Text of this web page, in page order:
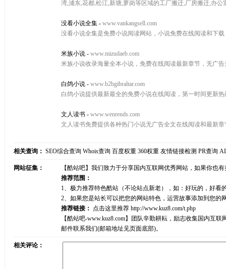
湾,浦东,花都,松江,新塘,萝岗等区域的工厂搬迁,厂房搬迁,办
没看小说全集 - www.vankangsell.com
没看小说全集是免费小说阅读网站，小说免费在线阅读和下
米族小说 - www.mizudaeb.com
米族小说收录海量全本小说，免费在线阅读最新章节，无广
白鸽小说 - www.b2bgibraltar.com
白鸽小说提供最新最全的免费小说在线阅读，第一时间更新
文人读书 - www.wenrends.com
文人读书免费提供各种热门小说无广告全文在线阅读和最新
相关查询： SEO综合查询 Whois查询 百度权重 360权重 友情链接检测 PR查询
网站征集：
【酷站吧】我们致力于分享国内互联网优秀网站，如果你也
推荐范围：
1、极力推荐特色酷站（不论站点新老），如：好玩的，好
2、如果您是站长可以把您的网站特色，运营故事添加到您
推荐链接： 点击这里推荐 http://www.kuz8.com/t.php
【酷站吧-www.kuz8.com】团队辛勤耕耘，励志收集国内互
邮件联系我们(邮箱地址见页面底部)。
相关评论：